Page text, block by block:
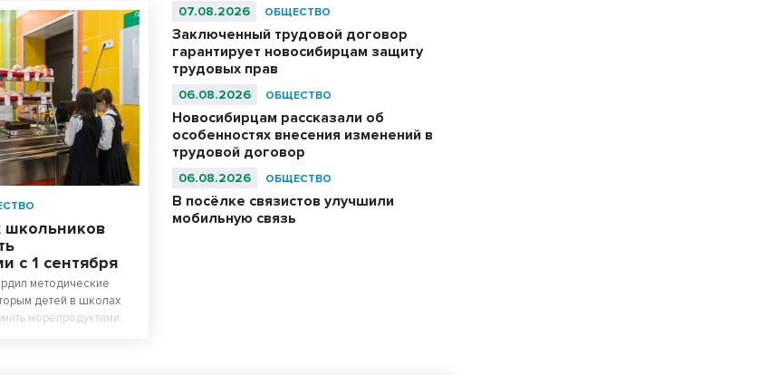
школьников
с 1 сентября
методические
детей в школах
морепродуктами.
07.08.2026 ОБЩЕСТВО
Заключенный трудовой договор
гарантирует новосибирцам защиту
трудовых прав
06.08.2026 ОБЩЕСТВО
Новосибирцам рассказали об
особенностях внесения изменений в
трудовой договор
06.08.2026 ОБЩЕСТВО
В посёлке связистов улучшили
мобильную связь